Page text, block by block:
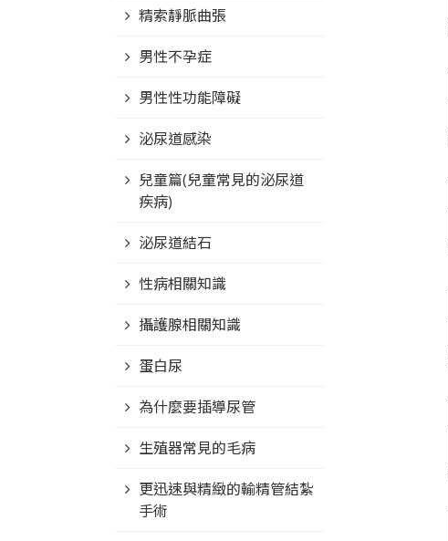
精索靜脈曲張
男性不孕症
男性性功能障礙
泌尿道感染
兒童篇(兒童常見的泌尿道
疾病)
泌尿道結石
性病相關知識
攝護腺相關知識
蛋白尿
為什麼要插導尿管
生殖器常見的毛病
更迅速與精緻的輸精管結紮
手術